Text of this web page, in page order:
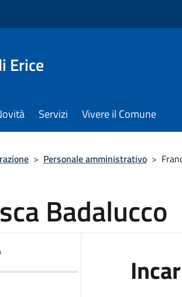
Erice
Servizi Vivere il Comune
> Personale amministrativo >
Badalucco